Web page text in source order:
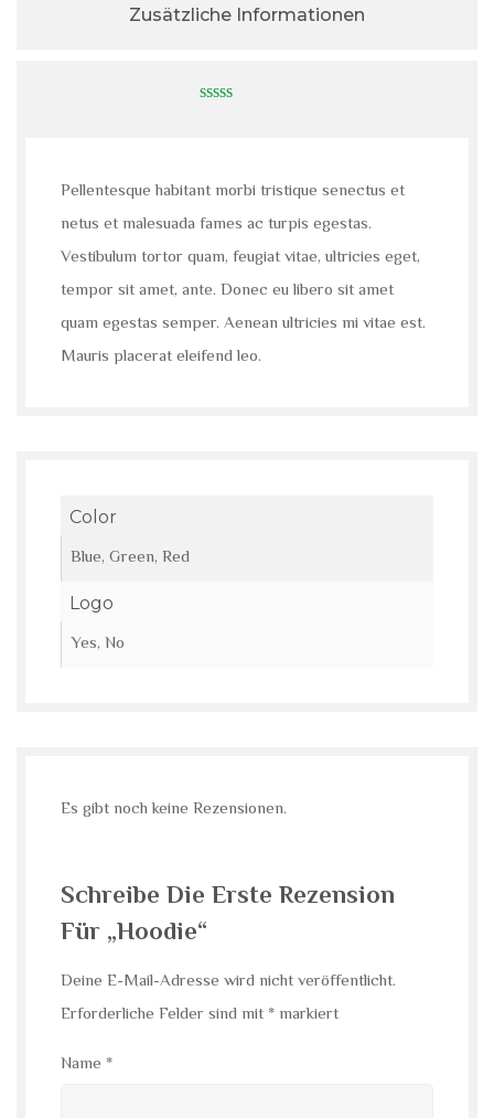
Zusätzliche Informationen
Pellentesque habitant morbi tristique senectus et
netus et malesuada fames ac turpis egestas.
Vestibulum tortor quam, feugiat vitae, ultricies eget,
tempor sit amet, ante. Donec eu libero sit amet
quam egestas semper. Aenean ultricies mi vitae est.
Mauris placerat eleifend leo.
Color
Blue, Green, Red
Logo
Yes, No
Es gibt noch keine Rezensionen.
Schreibe Die Erste Rezension
Für „Hoodie“
Deine E-Mail-Adresse wird nicht veröffentlicht.
Erforderliche Felder sind mit * markiert
Name *